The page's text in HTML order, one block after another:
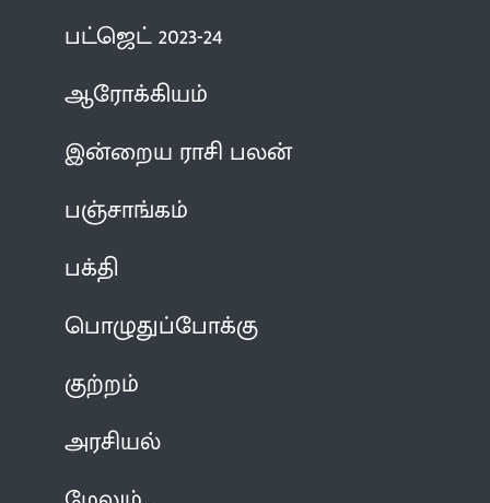
பட்ஜெட் 2023-24
ஆரோக்கியம்
இன்றைய ராசி பலன்
பஞ்சாங்கம்
பக்தி
பொழுதுப்போக்கு
குற்றம்
அரசியல்